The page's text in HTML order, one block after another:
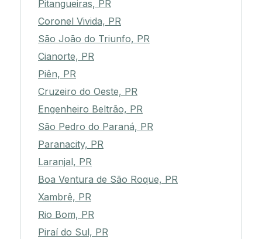
Pitangueiras, PR
Coronel Vivida, PR
São João do Triunfo, PR
Cianorte, PR
Piên, PR
Cruzeiro do Oeste, PR
Engenheiro Beltrão, PR
São Pedro do Paraná, PR
Paranacity, PR
Laranjal, PR
Boa Ventura de São Roque, PR
Xambrê, PR
Rio Bom, PR
Piraí do Sul, PR